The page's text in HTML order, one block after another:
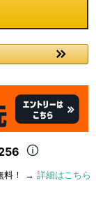
料！ → 詳細はこちら